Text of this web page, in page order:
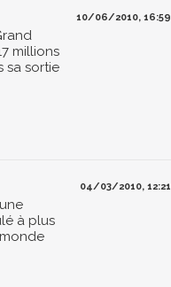
millions
sa sortie
10/06/2010, 16:59
à plus
04/03/2010, 12:21